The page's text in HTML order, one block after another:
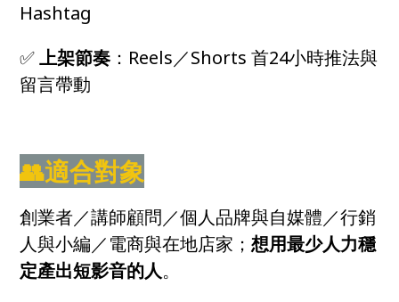
Hashtag
✅上架節奏：Reels／Shorts 首24小時推法與
留言帶動
👥適合對象
創業者／講師顧問／個人品牌與自媒體／行銷
人與小編／電商與在地店家；想用最少人力穩
定產出短影音的人。